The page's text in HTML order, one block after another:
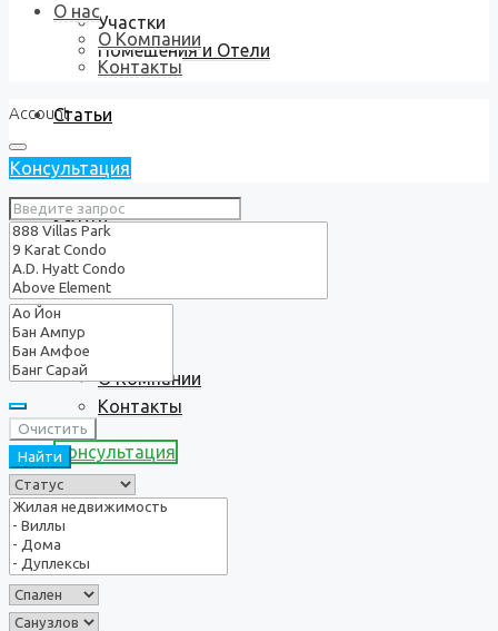
Участки
Помещения и Отели
Статьи
Услуги
О нас
О Компании
Контакты
Консультация
О нас
О Компании
Контакты
Account
Консультация
Очистить
Найти